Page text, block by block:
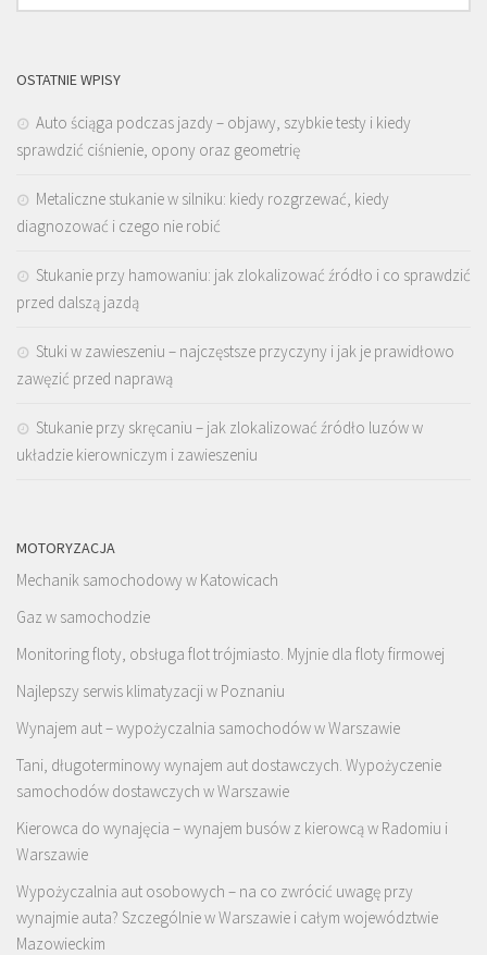
OSTATNIE WPISY
Auto ściąga podczas jazdy – objawy, szybkie testy i kiedy
sprawdzić ciśnienie, opony oraz geometrię
Metaliczne stukanie w silniku: kiedy rozgrzewać, kiedy
diagnozować i czego nie robić
Stukanie przy hamowaniu: jak zlokalizować źródło i co sprawdzić
przed dalszą jazdą
Stuki w zawieszeniu – najczęstsze przyczyny i jak je prawidłowo
zawęzić przed naprawą
Stukanie przy skręcaniu – jak zlokalizować źródło luzów w
układzie kierowniczym i zawieszeniu
MOTORYZACJA
Mechanik samochodowy w Katowicach
Gaz w samochodzie
Monitoring floty, obsługa flot trójmiasto. Myjnie dla floty firmowej
Najlepszy serwis klimatyzacji w Poznaniu
Wynajem aut – wypożyczalnia samochodów w Warszawie
Tani, długoterminowy wynajem aut dostawczych. Wypożyczenie
samochodów dostawczych w Warszawie
Kierowca do wynajęcia – wynajem busów z kierowcą w Radomiu i
Warszawie
Wypożyczalnia aut osobowych – na co zwrócić uwagę przy
wynajmie auta? Szczególnie w Warszawie i całym województwie
Mazowieckim